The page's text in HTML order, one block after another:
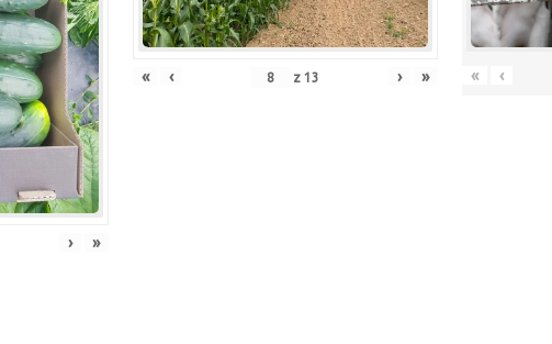
› »
« ‹ z 13 › » « ‹